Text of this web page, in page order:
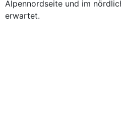
Alpennordseite und im
erwartet.